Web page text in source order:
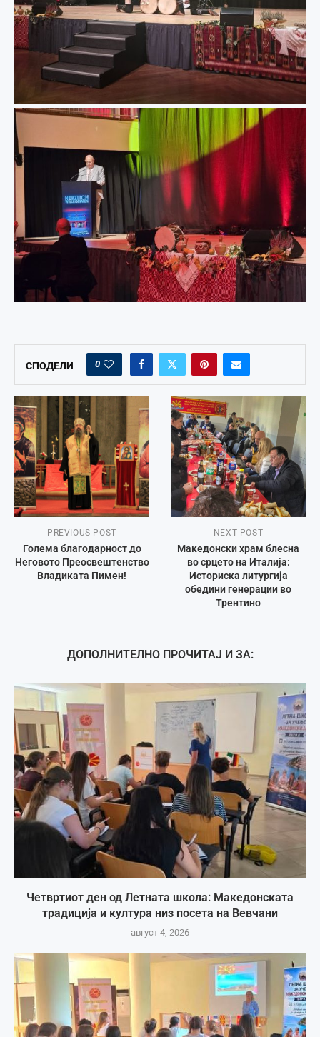
СПОДЕЛИ 0
PREVIOUS POST
Голема благодарност до
Неговото Преосвештенство
Владиката Пимен!
NEXT POST
Македонски храм блесна
во срцето на Италија:
Историска литургија
обедини генерации во
Трентино
ДОПОЛНИТЕЛНО ПРОЧИТАЈ И ЗА:
Четвртиот ден од Летната школа: Македонската
традиција и култура низ посета на Вевчани
август 4, 2026